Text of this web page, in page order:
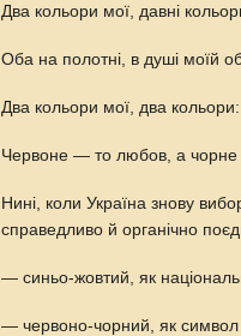
Два кольори мої, давні
Оба на полотні, в душі моїй
Два кольори мої, два кольори:
Червоне — то любов, а
Нині, коли Україна знову
справедливо й органічно
— синьо-жовтий, як
— червоно-чорний, як символ